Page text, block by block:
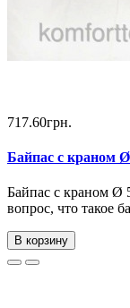
717.60грн.
Байпас с краном
Байпас с краном Ø
вопрос, что такое
В корзину